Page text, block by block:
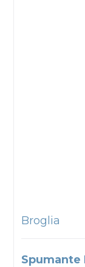
Broglia
Spumante